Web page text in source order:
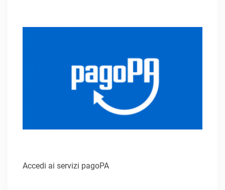
Accedi ai servizi pagoPA